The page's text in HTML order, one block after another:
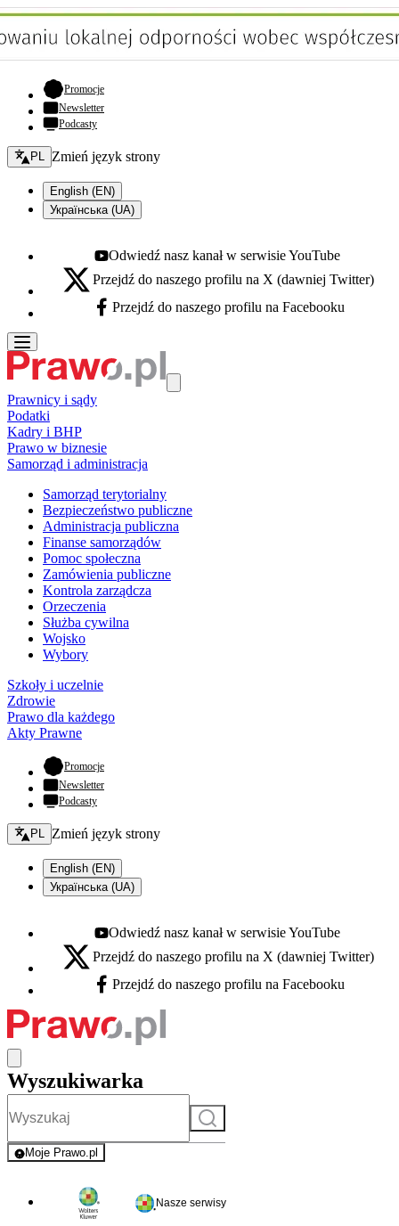
Promocje- otwiera się w nowej karcie
Newsletter
Podcasty
Zmień język - bieżący:
PL Zmień język strony
English (EN)
Українська (UA)
Youtube - otwiera się w nowej karcie
Odwiedź nasz kanał w serwisie YouTube
X - otwiera się w nowej karcie
Przejdź do naszego profilu na X (dawniej Twitter)
Facebook - otwiera się w nowej karcie
Przejdź do naszego profilu na Facebooku
Prawnicy i sądy
Podatki
Kadry i BHP
Prawo w biznesie
Samorząd i administracja
Samorząd terytorialny
Bezpieczeństwo publiczne
Administracja publiczna
Finanse samorządów
Pomoc społeczna
Zamówienia publiczne
Kontrola zarządcza
Orzeczenia
Służba cywilna
Wojsko
Wybory
Szkoły i uczelnie
Zdrowie
Prawo dla każdego
Akty Prawne
Promocje- otwiera się w nowej karcie
Newsletter
Podcasty
Zmień język - bieżący:
PL Zmień język strony
English (EN)
Українська (UA)
Youtube - otwiera się w nowej karcie
Odwiedź nasz kanał w serwisie YouTube
X - otwiera się w nowej karcie
Przejdź do naszego profilu na X (dawniej Twitter)
Facebook - otwiera się w nowej karcie
Przejdź do naszego profilu na Facebooku
Wyszukiwarka
Szukaj
Moje Prawo.pl
- rejestracja i logowanie do serwisu
Nasze serwisy